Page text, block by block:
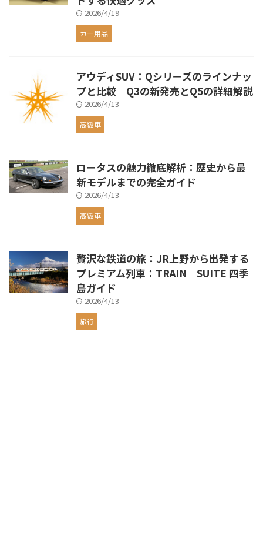
2026/4/19
カー用品
アウディSUV：Qシリーズのラインナッ
プと比較 Q3の新発売とQ5の詳細解説
2026/4/13
高級車
ロータスの魅力徹底解析：歴史から最
新モデルまでの完全ガイド
2026/4/13
高級車
贅沢な鉄道の旅：JR上野から出発する
プレミアム列車：TRAIN SUITE 四季
島ガイド
2026/4/13
旅行